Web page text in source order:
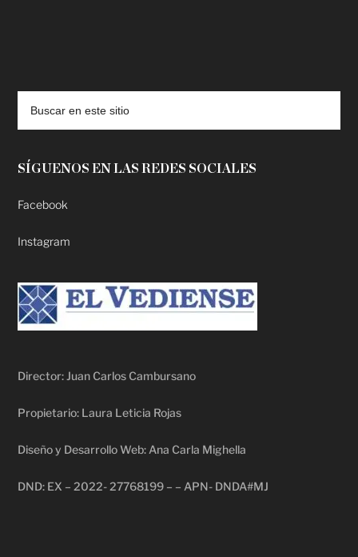
SÍGUENOS EN LAS REDES SOCIALES
Facebook
Instagram
Director: Juan Carlos Cambursano
Propietario: Laura Leticia Rojas
Diseño y Desarrollo Web: Ana Carla Mighella
DND: EX – 2022- 27768199 – – APN- DNDA#MJ